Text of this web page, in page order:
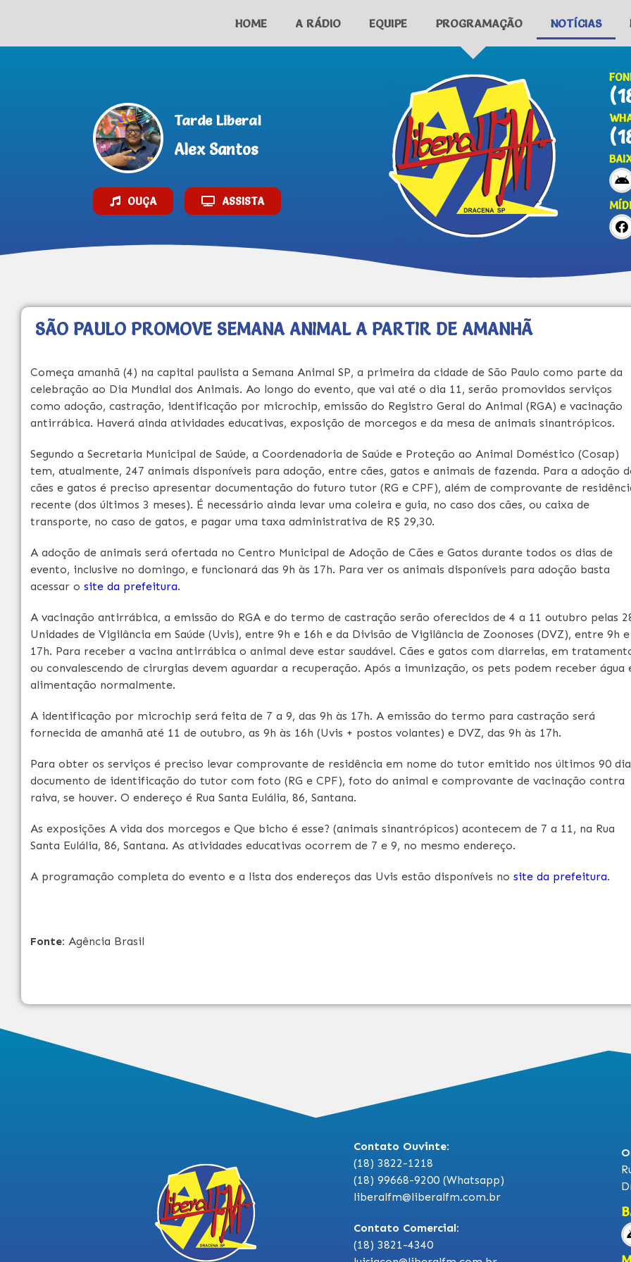
HOME A RÁDIO EQUIPE PROGRAMAÇÃO NOTÍCIAS
Tarde Liberal
Alex Santos
OUÇA ASSISTA
SÃO PAULO PROMOVE SEMANA ANIMAL A PARTIR DE AMANHÃ
Começa amanhã (4) na capital paulista a Semana Animal SP, a primeira da cidade de São Paulo como parte da
celebração ao Dia Mundial dos Animais. Ao longo do evento, que vai até o dia 11, serão promovidos serviços
como adoção, castração, identificação por microchip, emissão do Registro Geral do Animal (RGA) e vacinação
antirrábica. Haverá ainda atividades educativas, exposição de morcegos e da mesa de animais sinantrópicos.
Segundo a Secretaria Municipal de Saúde, a Coordenadoria de Saúde e Proteção ao Animal Doméstico (Cosap)
tem, atualmente, 247 animais disponíveis para adoção, entre cães, gatos e animais de fazenda. Para a adoção
cães e gatos é preciso apresentar documentação do futuro tutor (RG e CPF), além de comprovante de
recente (dos últimos 3 meses). É necessário ainda levar uma coleira e guia, no caso dos cães, ou caixa de
transporte, no caso de gatos, e pagar uma taxa administrativa de R$ 29,30.
A adoção de animais será ofertada no Centro Municipal de Adoção de Cães e Gatos durante todos os dias de
evento, inclusive no domingo, e funcionará das 9h às 17h. Para ver os animais disponíveis para adoção basta
acessar o site da prefeitura.
A vacinação antirrábica, a emissão do RGA e do termo de castração serão oferecidos de 4 a 11 outubro pelas
Unidades de Vigilância em Saúde (Uvis), entre 9h e 16h e da Divisão de Vigilância de Zoonoses (DVZ), entre 9h e
17h. Para receber a vacina antirrábica o animal deve estar saudável. Cães e gatos com diarreias, em
ou convalescendo de cirurgias devem aguardar a recuperação. Após a imunização, os pets podem receber água
alimentação normalmente.
A identificação por microchip será feita de 7 a 9, das 9h às 17h. A emissão do termo para castração será
fornecida de amanhã até 11 de outubro, as 9h às 16h (Uvis + postos volantes) e DVZ, das 9h às 17h.
Para obter os serviços é preciso levar comprovante de residência em nome do tutor emitido nos últimos 90
documento de identificação do tutor com foto (RG e CPF), foto do animal e comprovante de vacinação contra
raiva, se houver. O endereço é Rua Santa Eulália, 86, Santana.
As exposições A vida dos morcegos e Que bicho é esse? (animais sinantrópicos) acontecem de 7 a 11, na Rua
Santa Eulália, 86, Santana. As atividades educativas ocorrem de 7 e 9, no mesmo endereço.
A programação completa do evento e a lista dos endereços das Uvis estão disponíveis no site da prefeitura.
Fonte: Agência Brasil
Contato Ouvinte:
(18) 3822-1218
(18) 99668-9200 (Whatsapp)
liberalfm@liberalfm.com.br
Contato Comercial:
(18) 3821-4340